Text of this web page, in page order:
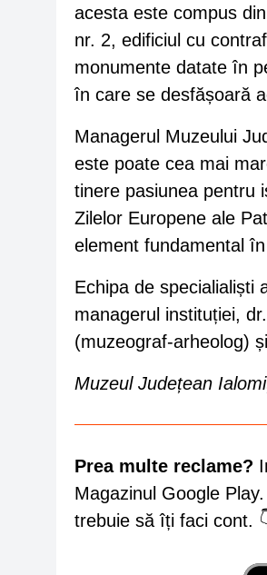
acesta este compus
nr. 2, edificiul cu
monumente datate în
în care se desfășoară
Managerul Muzeului
este poate cea mai
tinere pasiunea pentru
Zilelor Europene ale
element fundamental
Echipa de specialialiști
managerul instituției,
(muzeograf-arheolog)
Muzeul Județean
Prea multe reclame?
Magazinul Google Play.
trebuie să îți faci cont.